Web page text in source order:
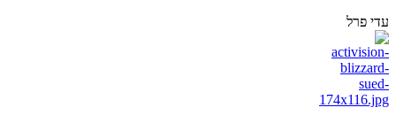
עדי פרל